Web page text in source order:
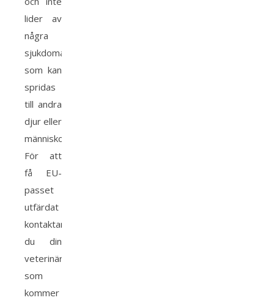
lider av
några
sjukdomar
som kan
spridas
till andra
djur eller
människor.
För att
få EU-
passet
utfärdat
kontaktar
du din
veterinär,
som
kommer